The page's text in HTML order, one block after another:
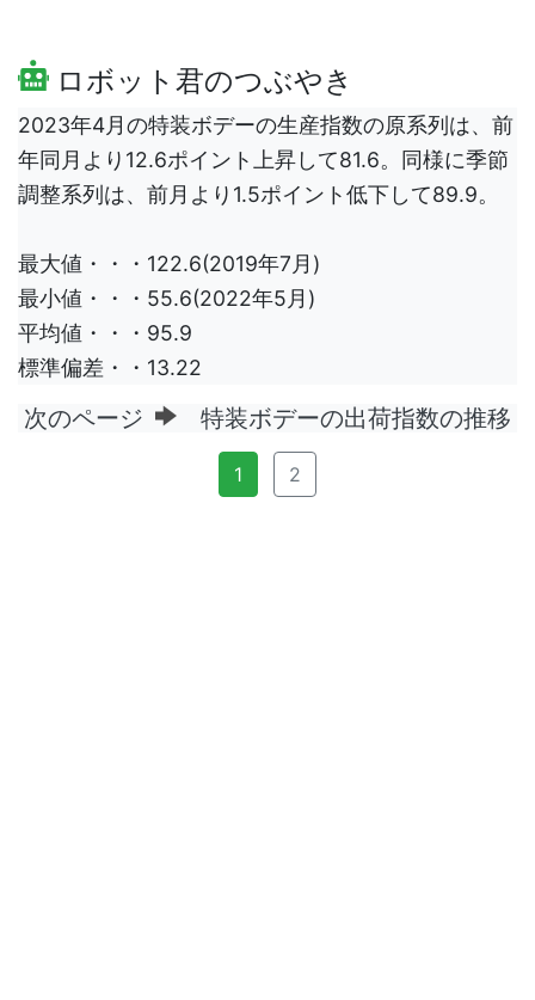
ロボット君のつぶやき
2023年4月の特装ボデーの生産指数の原系列は、前
年同月より12.6ポイント上昇して81.6。同様に季節
調整系列は、前月より1.5ポイント低下して89.9。
最大値・・・122.6(2019年7月)
最小値・・・55.6(2022年5月)
平均値・・・95.9
標準偏差・・13.22
次のページ 特装ボデーの出荷指数の推移
1 2